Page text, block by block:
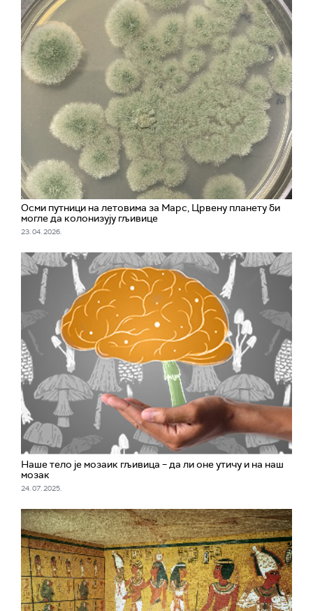
Осми путници на летовима за Марс, Црвену планету би
могле да колонизују гљивице
23. 04. 2026.
Наше тело је мозаик гљивица – да ли оне утичу и на наш
мозак
24. 07. 2025.